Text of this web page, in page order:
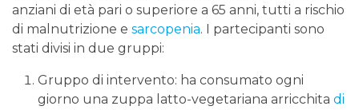
anziani di età pari o superiore a 65 anni, tutti a rischio
di malnutrizione e sarcopenia. I partecipanti sono
stati divisi in due gruppi:
Gruppo di intervento: ha consumato ogni
giorno una zuppa latto-vegetariana arricchita di